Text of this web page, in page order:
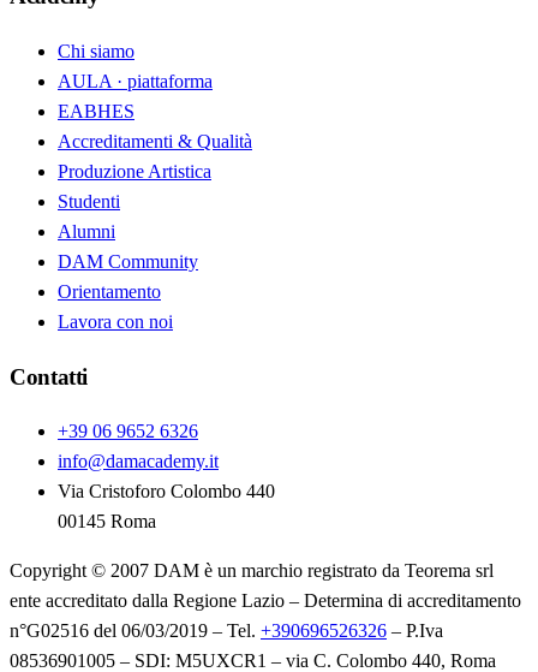
Chi siamo
AULA · piattaforma
EABHES
Accreditamenti & Qualità
Produzione Artistica
Studenti
Alumni
DAM Community
Orientamento
Lavora con noi
Contatti
+39 06 9652 6326
info@damacademy.it
Via Cristoforo Colombo 440
00145 Roma
Copyright © 2007 DAM è un marchio registrato da Teorema srl
ente accreditato dalla Regione Lazio – Determina di accreditamento
n°G02516 del 06/03/2019 – Tel. +390696526326 – P.Iva
08536901005 – SDI: M5UXCR1 – via C. Colombo 440, Roma